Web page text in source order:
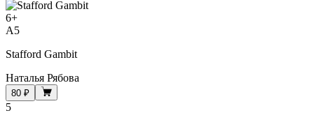
6+
A5
Stafford Gambit
Наталья Рябова
80 ₽
5